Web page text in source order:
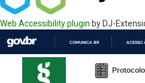
Web Accessibility plugin by DJ-
PARA
COMUNICA BR ACESSO
Protocolo